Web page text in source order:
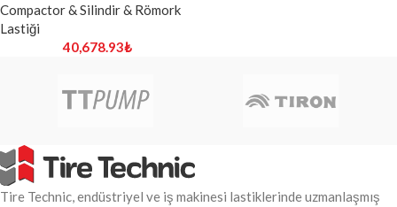
Compactor & Silindir & Römork
Lastiği
40,678.93₺
Tire Technic, endüstriyel ve iş makinesi lastiklerinde uzmanlaşmış